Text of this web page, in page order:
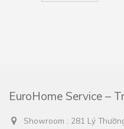
EuroHome Service –
Showroom : 281 Lý